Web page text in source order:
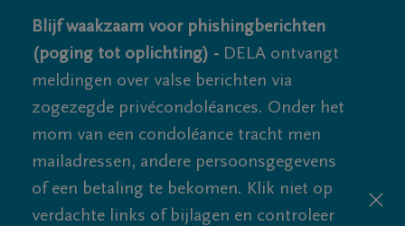
Blijf waakzaam voor phishingberichten
(poging tot oplichting) - DELA ontvangt
meldingen over valse berichten via
zogezegde privécondoléances. Onder het
mom van een condoléance tracht men
mailadressen, andere persoonsgegevens
of een betaling te bekomen. Klik niet op
verdachte links of bijlagen en controleer